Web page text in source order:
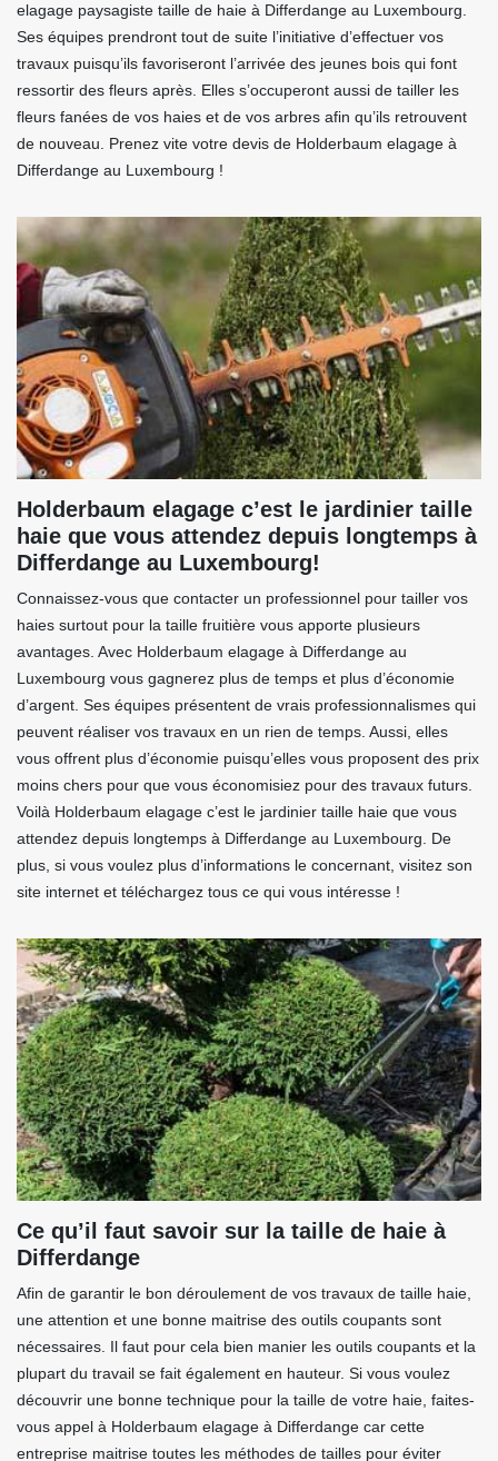
elagage paysagiste taille de haie à Differdange au Luxembourg.
Ses équipes prendront tout de suite l’initiative d’effectuer vos
travaux puisqu’ils favoriseront l’arrivée des jeunes bois qui font
ressortir des fleurs après. Elles s’occuperont aussi de tailler les
fleurs fanées de vos haies et de vos arbres afin qu’ils retrouvent
de nouveau. Prenez vite votre devis de Holderbaum elagage à
Differdange au Luxembourg !
Holderbaum elagage c’est le jardinier taille
haie que vous attendez depuis longtemps à
Differdange au Luxembourg!
Connaissez-vous que contacter un professionnel pour tailler vos
haies surtout pour la taille fruitière vous apporte plusieurs
avantages. Avec Holderbaum elagage à Differdange au
Luxembourg vous gagnerez plus de temps et plus d’économie
d’argent. Ses équipes présentent de vrais professionnalismes qui
peuvent réaliser vos travaux en un rien de temps. Aussi, elles
vous offrent plus d’économie puisqu’elles vous proposent des prix
moins chers pour que vous économisiez pour des travaux futurs.
Voilà Holderbaum elagage c’est le jardinier taille haie que vous
attendez depuis longtemps à Differdange au Luxembourg. De
plus, si vous voulez plus d’informations le concernant, visitez son
site internet et téléchargez tous ce qui vous intéresse !
Ce qu’il faut savoir sur la taille de haie à
Differdange
Afin de garantir le bon déroulement de vos travaux de taille haie,
une attention et une bonne maitrise des outils coupants sont
nécessaires. Il faut pour cela bien manier les outils coupants et la
plupart du travail se fait également en hauteur. Si vous voulez
découvrir une bonne technique pour la taille de votre haie, faites-
vous appel à Holderbaum elagage à Differdange car cette
entreprise maitrise toutes les méthodes de tailles pour éviter